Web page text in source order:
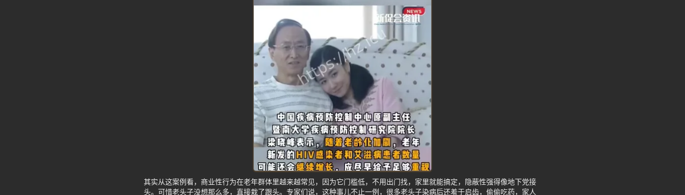
其实从这案例看，商业性行为在老年群体里越来越常见，因为它门槛低，不用出门找，家里就能搞定，隐蔽性强得像地下党接
头。可惜老头子没想那么多，直接栽了跟头。专家们说，这种事儿不止一例，很多老头子染病后还羞于启齿，偷偷吃药，家人